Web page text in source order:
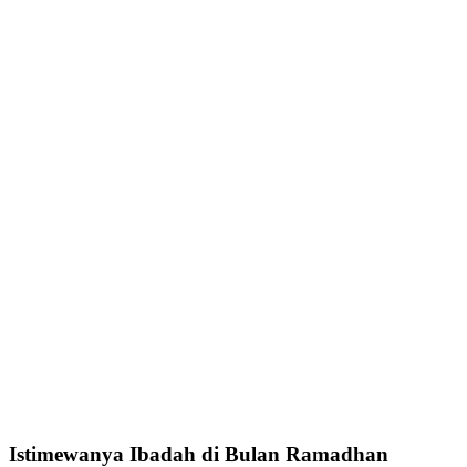
Istimewanya Ibadah di Bulan Ramadhan